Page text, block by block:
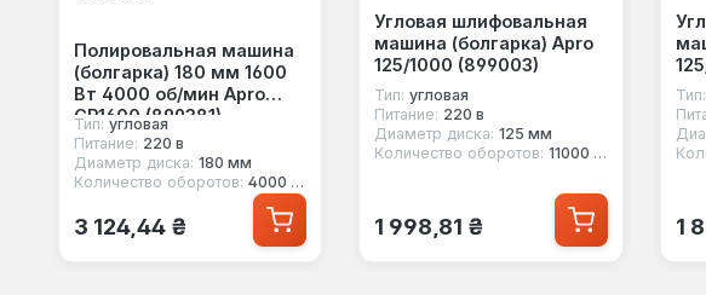
Полировальная машина
(болгарка) 180 мм 1600
Вт 4000 об/мин Apro
СP1600 (899381)
Тип: угловая
Питание: 220 в
Диаметр диска: 180 мм
Количество оборотов: 4000 об/мин
Обычная цена:
3 124,44 ₴
Угловая шлифовальная
машина (болгарка) Apro
125/1000 (899003)
Тип: угловая
Питание: 220 в
Диаметр диска: 125 мм
Количество оборотов: 11000 об/мин
Обычная цена:
1 998,81 ₴
Тип:
1